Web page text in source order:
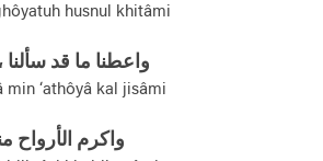
husnul khitâmi
واعطنا ما قد
min ‘athôyâ kal jisâmi
واکرم الأرواح